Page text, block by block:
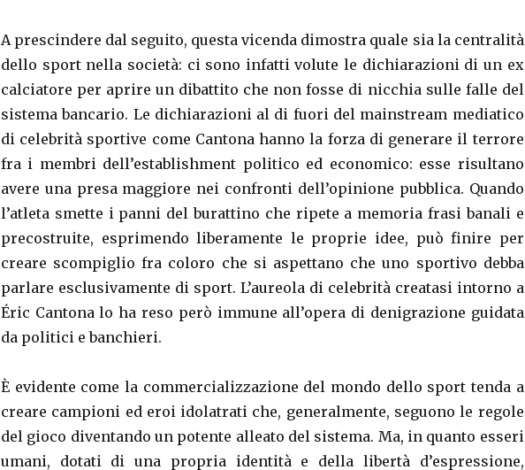
A prescindere dal seguito, questa vicenda dimostra quale sia la centralità
dello sport nella società: ci sono infatti volute le dichiarazioni di un ex
calciatore per aprire un dibattito che non fosse di nicchia sulle falle del
sistema bancario. Le dichiarazioni al di fuori del mainstream mediatico
di celebrità sportive come Cantona hanno la forza di generare il terrore
fra i membri dell’establishment politico ed economico: esse risultano
avere una presa maggiore nei confronti dell’opinione pubblica. Quando
l’atleta smette i panni del burattino che ripete a memoria frasi banali e
precostruite, esprimendo liberamente le proprie idee, può finire per
creare scompiglio fra coloro che si aspettano che uno sportivo debba
parlare esclusivamente di sport. L’aureola di celebrità creatasi intorno a
Éric Cantona lo ha reso però immune all’opera di denigrazione guidata
da politici e banchieri.
È evidente come la commercializzazione del mondo dello sport tenda a
creare campioni ed eroi idolatrati che, generalmente, seguono le regole
del gioco diventando un potente alleato del sistema. Ma, in quanto esseri
umani, dotati di una propria identità e della libertà d’espressione,